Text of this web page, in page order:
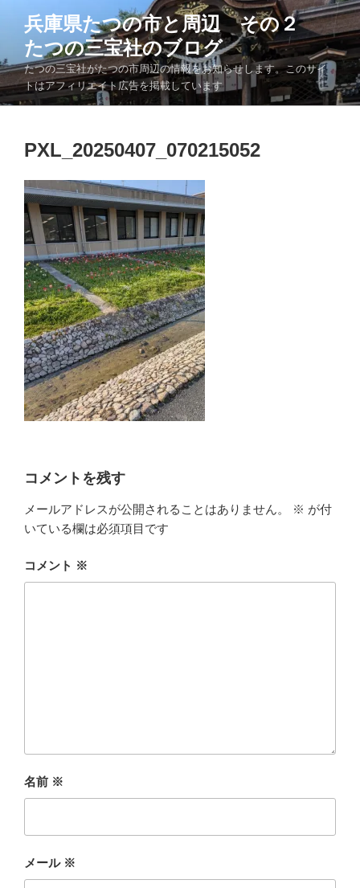
ン
ツ
へ
兵庫県たつの市と周辺 その２
たつの三宝社のブログ
たつの三宝社がたつの市周辺の情報をお知らせします。このサイ
トはアフィリエイト広告を掲載しています
PXL_20250407_070215052
コメントを残す
メールアドレスが公開されることはありません。 ※ が付
いている欄は必須項目です
コメント ※
名前 ※
メール ※